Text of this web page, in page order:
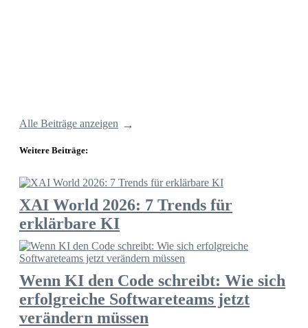
Alle Beiträge anzeigen
Weitere Beiträge:
XAI World 2026: 7 Trends für
erklärbare KI
Wenn KI den Code schreibt: Wie sich
erfolgreiche Softwareteams jetzt
verändern müssen